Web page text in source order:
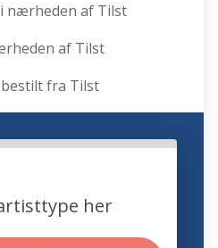
i nærheden af Tilst
af Tilst
bestilt fra Tilst
her